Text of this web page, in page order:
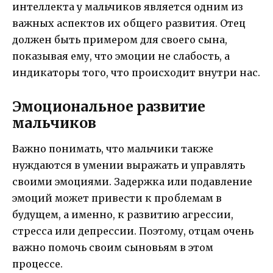
интеллекта у мальчиков является одним из
важных аспектов их общего развития. Отец
должен быть примером для своего сына,
показывая ему, что эмоции не слабость, а
индикаторы того, что происходит внутри нас.
Эмоциональное развитие
мальчиков
Важно понимать, что мальчики также
нуждаются в умении выражать и управлять
своими эмоциями. Задержка или подавление
эмоций может привести к проблемам в
будущем, а именно, к развитию агрессии,
стресса или депрессии. Поэтому, отцам очень
важно помочь своим сыновьям в этом
процессе.